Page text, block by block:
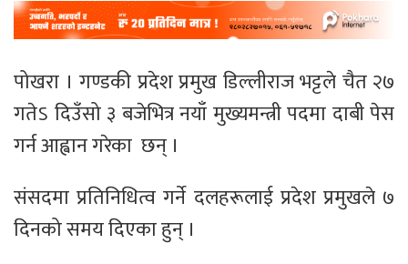
पोखरा । गण्डकी प्रदेश प्रमुख डिल्लीराज भट्टले चैत २७
गतेऽ दिउँसो ३ बजेभित्र नयाँ मुख्यमन्त्री पदमा दाबी पेस
गर्न आह्वान गरेका छन् ।
संसदमा प्रतिनिधित्व गर्ने दलहरूलाई प्रदेश प्रमुखले ७
दिनको समय दिएका हुन् ।